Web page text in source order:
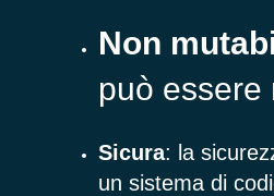
Non
può essere
Sicura: la
un sistema di